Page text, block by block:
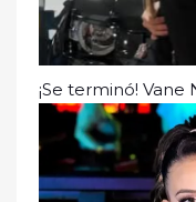
¡Se terminó!